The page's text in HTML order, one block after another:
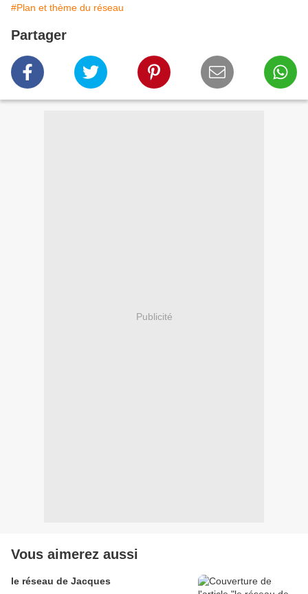
#Plan et thème du réseau
Partager
Publicité
Vous aimerez aussi
le réseau de Jacques